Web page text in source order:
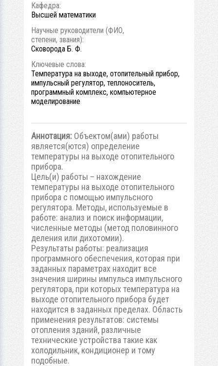
Кафедра:
Высшей математики
Научные руководители (ФИО,
степени, звания):
Сковорода Б. Ф.
Ключевые слова:
Температура на выходе, отопительный прибор,
импульсный регулятор, теплоноситель,
программный комплекс, компьютерное
моделирование
Аннотация: Объектом(ами) работы
является(ются) определение
температуры на выходе отопительного
прибора.
Цель(и) работы – нахождение
температуры на выходе отопительного
прибора с помощью импульсного
регулятора. Методы, используемые в
работе: анализ и поиск информации,
численные методы (метод половинного
деления или дихотомии).
Результаты работы: реализация
программного обеспечения, которая при
заданных параметрах находит все
значения ширины импульса импульсного
регулятора, при которых температура на
выходе отопительного прибора будет
находится в заданных пределах. Область
применения результатов: системы
отопления зданий, различные
технические устройства такие как
холодильник, кондиционер и тому
подобные.